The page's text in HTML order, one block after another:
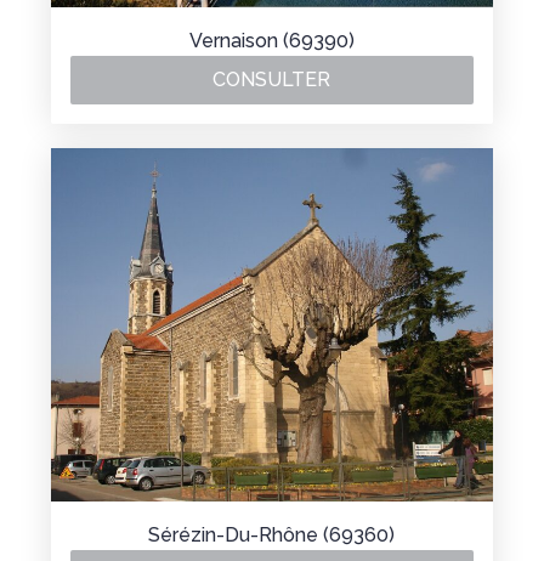
Vernaison (69390)
CONSULTER
Sérézin-Du-Rhône (69360)